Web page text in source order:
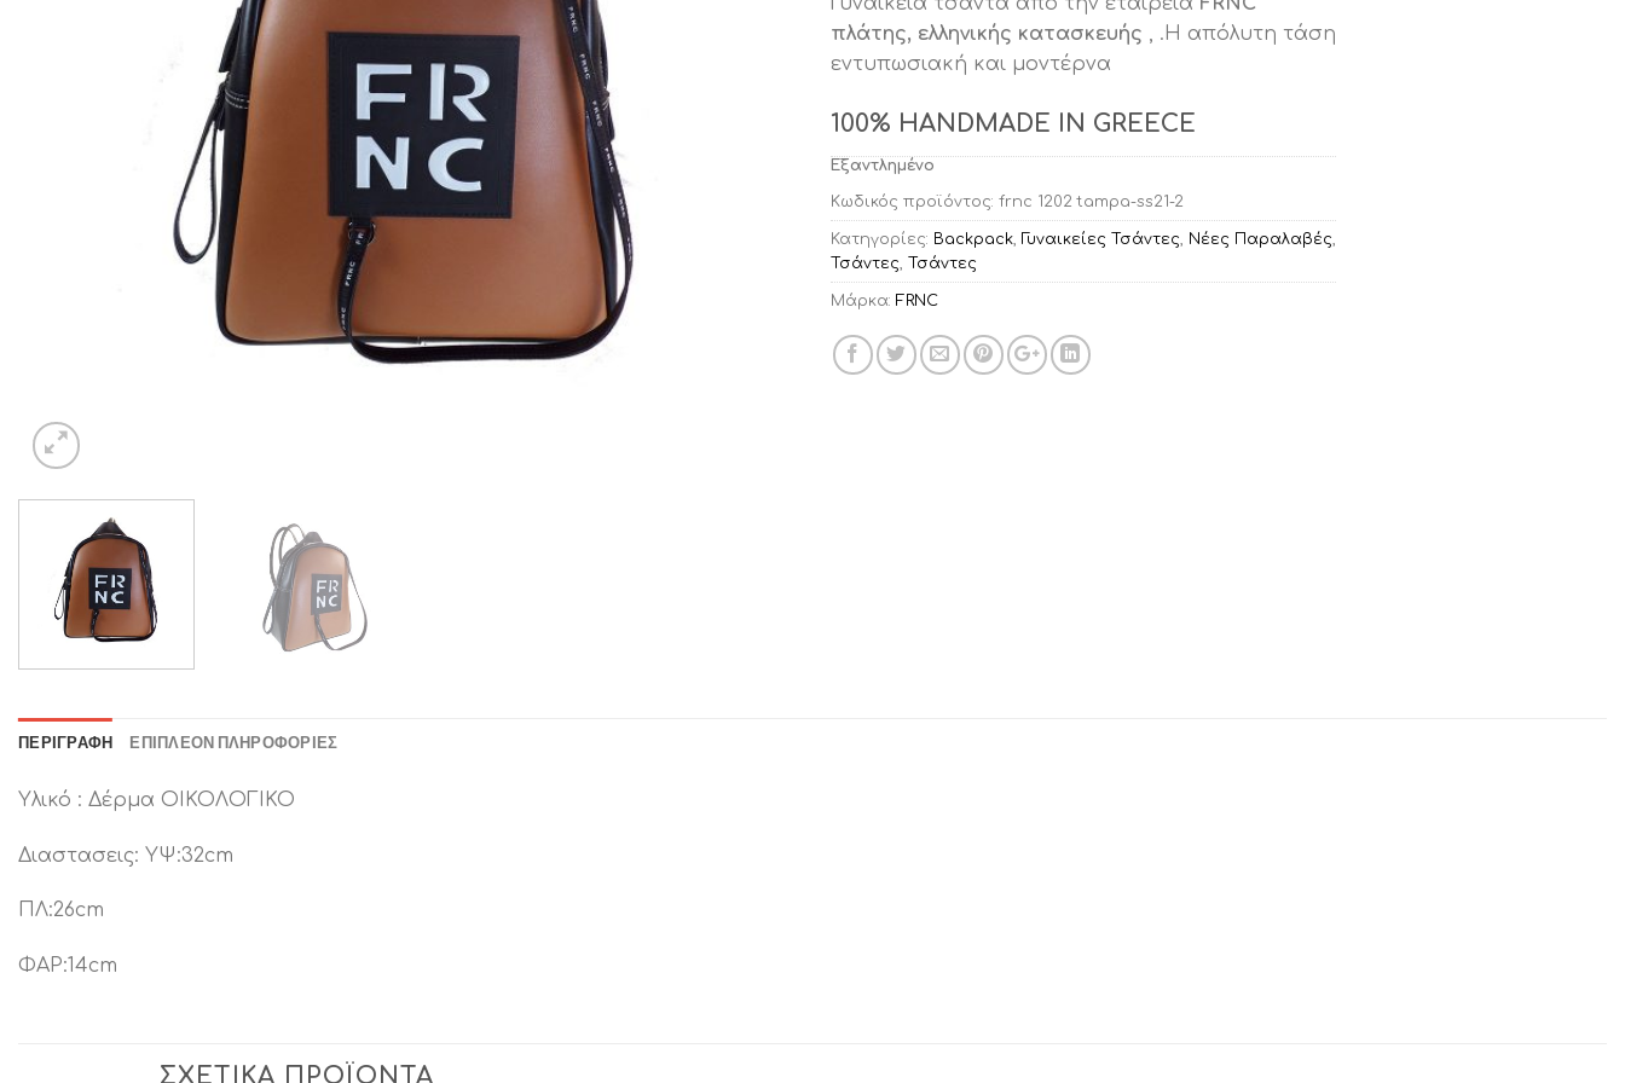
was:
€79.90.
τιμή
είναι:
€64.00.
πλάτης, ελληνικής κατασκευής , .H απόλυτη τάση
εντυπωσιακή και μοντέρνα
100% HANDMADE IN GREECE
Εξαντλημένο
Κωδικός προϊόντος: frnc 1202 tampa-ss21-2
Κατηγορίες: Backpack, Γυναικείες Τσάντες, Νέες Παραλαβές,
Τσάντες, Τσάντες
Μάρκα: FRNC
ΠΕΡΙΓΡΑΦΉ ΕΠΙΠΛΈΟΝ ΠΛΗΡΟΦΟΡΊΕΣ
Υλικό : Δέρμα ΟΙΚΟΛΟΓΙΚΟ
Διαστασεις: ΥΨ:32cm
ΠΛ:26cm
ΦΑΡ:14cm
ΣΧΕΤΙΚΆ ΠΡΟΪΌΝΤΑ